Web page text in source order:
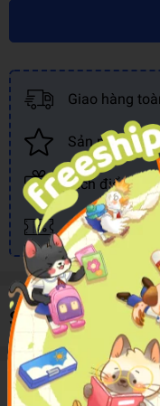
Giao hàng
Sản phẩm
Tích điểm đổi
Nhiều
Sản phẩm cùng
Mô tả sản phẩm